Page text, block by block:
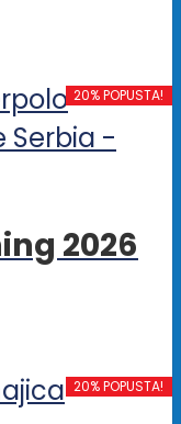
20% POPUSTA!
2026
20% POPUSTA!